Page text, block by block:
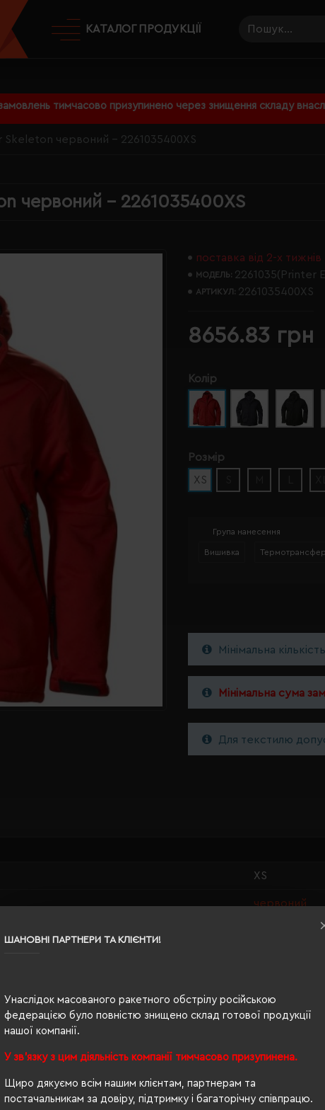
ШАНОВНІ ПАРТНЕРИ ТА КЛІЄНТИ!
Унаслідок масованого ракетного обстрілу російською
федерацією було повністю знищено склад готової продукції
нашої компанії.
У зв'язку з цим діяльність компанії тимчасово призупинена.
Щиро дякуємо всім нашим клієнтам, партнерам та
постачальникам за довіру, підтримку і багаторічну співпрацю.
тимчасово призупинено через знищення складу
КАТАЛОГ ПРОДУКЦІЇ
Skeleton червоний - 2261035400XS
червоний - 2261035400XS
поставка від 2-х тижнів
МОДЕЛЬ: 2261035(Printer
АРТИКУЛ: 2261035400XS
8656.83 грн
Колір
Розмір
XS
Група нанесення
Вишивка
Мінімальна
Мінімальна сума
Для текстилю
XS
червоний
68/47
прямий